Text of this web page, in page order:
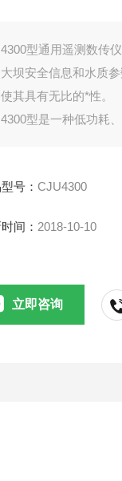
型通用遥测数传
坝安全信息和水质
其具有无比的*性。
型是一种低功耗
中，完成野外数据
号：CJU4300
间： 2018-10-10
立即咨询